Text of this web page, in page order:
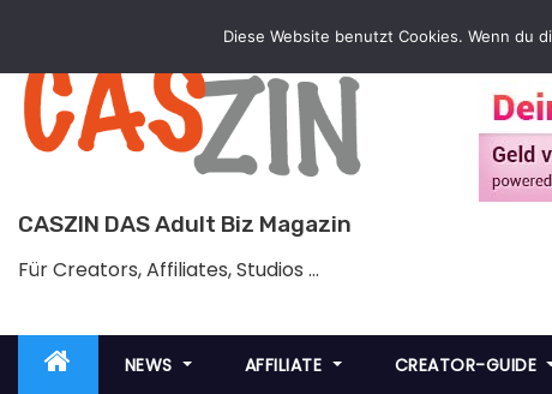
springen
CASZIN DAS Adult Biz Magazin
Für Creators, Affiliates, Studios …
NEWS AFFILIATE CREATOR-GUIDE
Diese Website benutzt Cookies. Wenn du